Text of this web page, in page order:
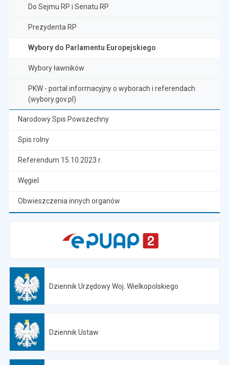
Do Sejmu RP i Senatu RP
Prezydenta RP
Wybory do Parlamentu Europejskiego
Wybory ławników
PKW - portal informacyjny o wyborach i referendach
(wybory.gov.pl)
Narodowy Spis Powszechny
Spis rolny
Referendum 15.10.2023 r.
Węgiel
Obwieszczenia innych organów
Dziennik Urzędowy Woj. Wielkopolskiego
Dziennik Ustaw